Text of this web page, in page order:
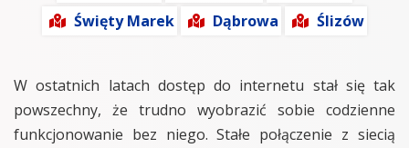
Święty Marek
Dąbrowa Ślizów
W ostatnich latach dostęp do internetu stał się tak
powszechny, że trudno wyobrazić sobie codzienne
funkcjonowanie bez niego. Stałe połączenie z siecią